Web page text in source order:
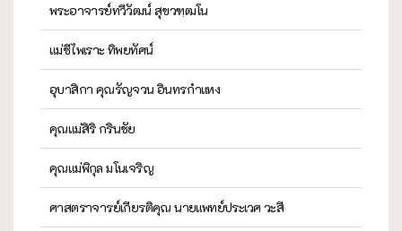
พระอาจารย์ทวีวัฒน์ สุขวฑฺฒโน
แม่ชีไพเราะ ทิพยทัศน์
อุบาสิกา คุณรัญจวน อินทรกำแหง
คุณแม่สิริ กรินชัย
คุณแม่พิกุล มโนเจริญ
ศาสตราจารย์เกียรติคุณ นายแพทย์ประเวศ วะสี